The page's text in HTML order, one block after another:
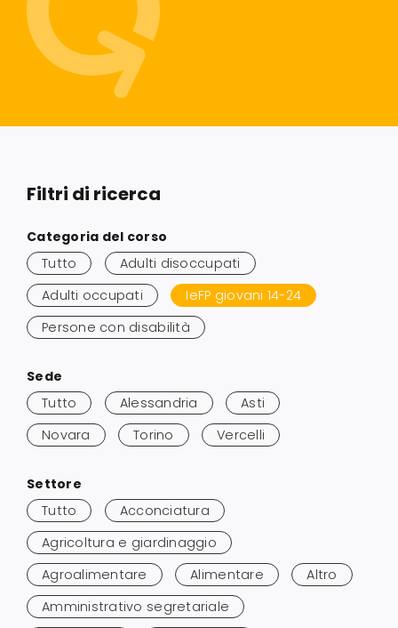
Servizi alle imprese
Richiedi informazioni
Filtri di ricerca
ai
risultati
Categoria del corso
Tutto
Adulti disoccupati
Adulti occupati
IeFP giovani 14-24
Persone con disabilità
ai
risultati
Sede
Tutto
Alessandria
Asti
Novara
Torino Vercelli
ai
risultati
Settore
Tutto
Acconciatura
Agricoltura e giardinaggio
Agroalimentare
Alimentare
Altro
Amministrativo segretariale